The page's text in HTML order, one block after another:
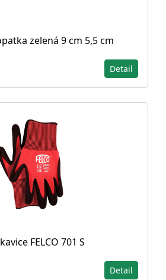
zelená 9 cm 5,5 cm
Detail
FELCO 701 S
Detail